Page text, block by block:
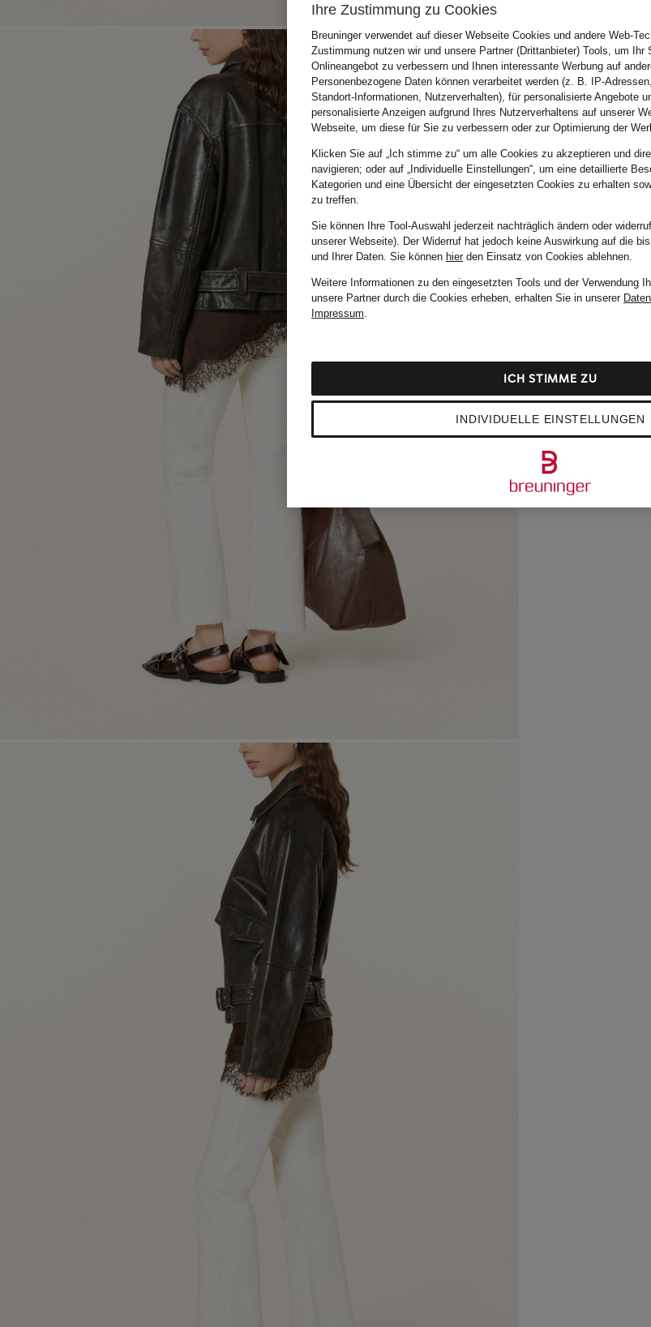
Ihre Zustimmung zu Cookies
Breuninger verwendet auf dieser Webseite Cookies und andere Web-
Zustimmung nutzen wir und unsere Partner (Drittanbieter) Tools, um Ihr
Onlineangebot zu verbessern und Ihnen interessante Werbung auf
Personenbezogene Daten können verarbeitet werden (z. B. IP-
Standort-Informationen, Nutzerverhalten), für personalisierte Angebote
personalisierte Anzeigen aufgrund Ihres Nutzerverhaltens auf unserer
Webseite, um diese für Sie zu verbessern oder zur Optimierung der
Klicken Sie auf „Ich stimme zu“ um alle Cookies zu akzeptieren und
navigieren; oder auf „Individuelle Einstellungen“, um eine detaillierte
Kategorien und eine Übersicht der eingesetzten Cookies zu erhalten
zu treffen.
Sie können Ihre Tool-Auswahl jederzeit nachträglich ändern oder
unserer Webseite). Der Widerruf hat jedoch keine Auswirkung auf die
und Ihrer Daten. Sie können hierden Einsatz von Cookies ablehnen.
Weitere Informationen zu den eingesetzten Tools und der Verwendung
unsere Partner durch die Cookies erheben, erhalten Sie in unserer
Impressum.
INDIVIDUELLE EINSTELLUNGEN
ICH STIMME ZU